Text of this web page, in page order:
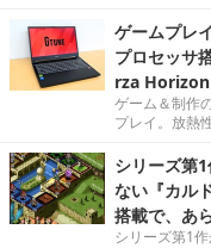
ゲームプレ
プロセッサ
rza Horizon
ゲーム＆制作
プレイ。放熱
シリーズ第
ない『カル
搭載で、あ
シリーズ第1